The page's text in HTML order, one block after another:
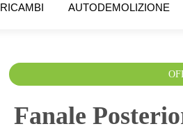
RICAMBI AUTODEMOLIZIONE
IVA
Fanale